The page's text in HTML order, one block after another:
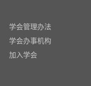
学会管理办法
学会办事机构
加入学会